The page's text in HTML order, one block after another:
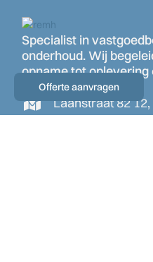
Specialist in
onderhoud. Wij
opname tot oplevering
werk uit handen.
Laanstraat 82
Offerte aanvragen